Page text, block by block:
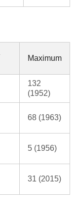
Maximum
132
(1952)
68 (1963)
5 (1956)
31 (2015)